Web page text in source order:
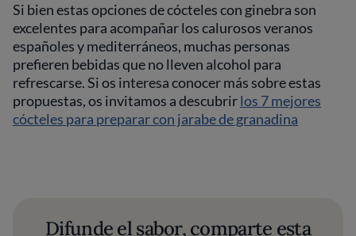
Si bien estas opciones de cócteles con ginebra son
excelentes para acompañar los calurosos veranos
españoles y mediterráneos, muchas personas
prefieren bebidas que no lleven alcohol para
refrescarse. Si os interesa conocer más sobre estas
propuestas, os invitamos a descubrirlos 7 mejores
cócteles para preparar con jarabe de granadina
Difunde el sabor, comparte esta